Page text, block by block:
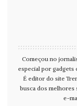
Começou no
especial por gadgets
É editor do site
busca dos melhores
e-